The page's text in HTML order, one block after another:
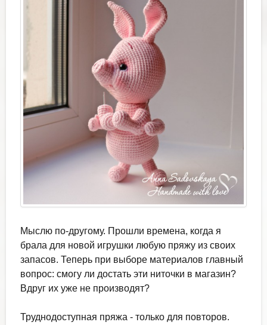
Мыслю по-другому. Прошли времена, когда я
брала для новой игрушки любую пряжу из своих
запасов. Теперь при выборе материалов главный
вопрос: смогу ли достать эти ниточки в магазин?
Вдруг их уже не производят?
Труднодоступная пряжа - только для повторов.